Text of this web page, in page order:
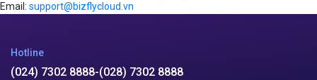
Email: support@bizflycloud.vn
Hotline
(024) 7302 8888-(028) 7302 8888